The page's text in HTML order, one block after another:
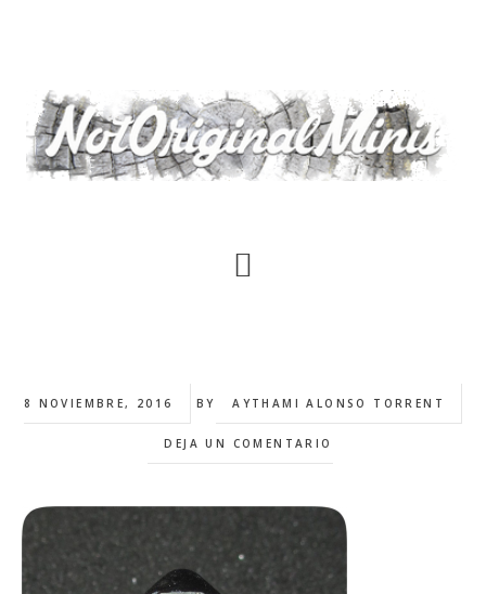
principal
8 NOVIEMBRE, 2016 BY AYTHAMI ALONSO TORRENT
DEJA UN COMENTARIO